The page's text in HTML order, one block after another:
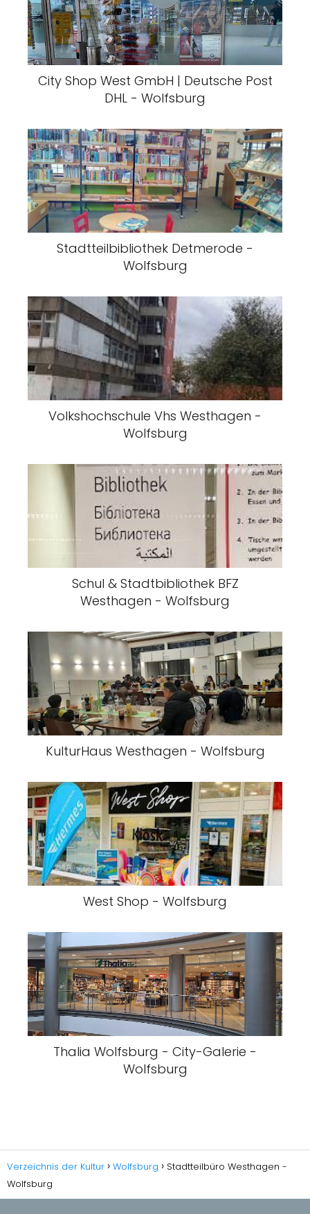
City Shop West GmbH | Deutsche Post
DHL - Wolfsburg
Stadtteilbibliothek Detmerode -
Wolfsburg
Volkshochschule Vhs Westhagen -
Wolfsburg
Schul & Stadtbibliothek BFZ
Westhagen - Wolfsburg
KulturHaus Westhagen - Wolfsburg
West Shop - Wolfsburg
Thalia Wolfsburg - City-Galerie -
Wolfsburg
Verzeichnis der Kultur Wolfsburg
Stadtteilbüro Westhagen -
Wolfsburg